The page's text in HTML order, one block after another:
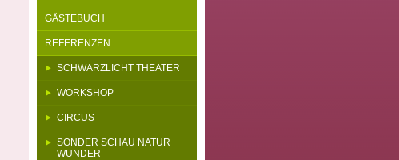
GÄSTEBUCH
REFERENZEN
SCHWARZLICHT THEATER
WORKSHOP
CIRCUS
SONDER SCHAU NATUR
WUNDER